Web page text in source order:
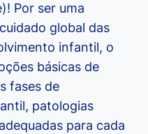
Por ser uma
global das
infantil, o
básicas de
fases de
patologias
para cada